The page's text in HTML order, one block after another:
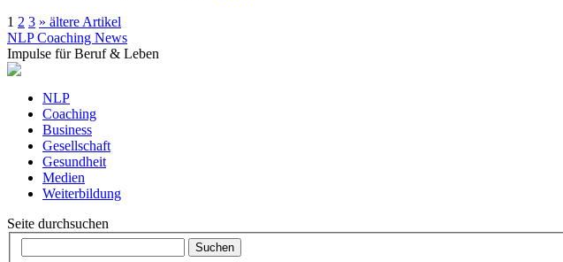
1 2 3 » ältere Artikel
NLP Coaching News
Impulse für Beruf & Leben
NLP
Coaching
Business
Gesellschaft
Gesundheit
Medien
Weiterbildung
Seite durchsuchen